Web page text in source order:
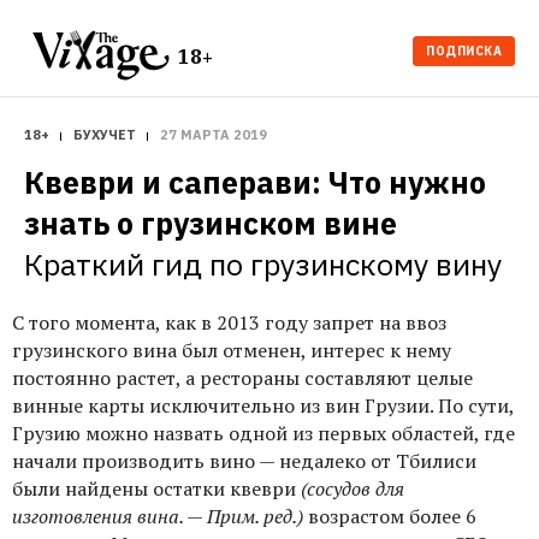
18+ ПОДПИСКА
18+ БУХУЧЕТ 27 МАРТА 2019
Квеври и саперави: Что нужно
знать о грузинском вине
Краткий гид по грузинскому вину
С того момента, как в 2013 году запрет на ввоз
грузинского вина был отменен, интерес к нему
постоянно растет, а рестораны составляют целые
винные карты исключительно из вин Грузии. По сути,
Грузию можно назвать одной из первых областей, где
начали производить вино — недалеко от Тбилиси
были найдены остатки квеври (сосудов для
изготовления вина. — Прим. ред.) возрастом более 6